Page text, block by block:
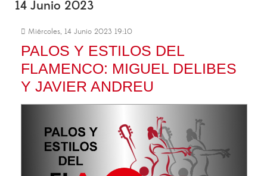
14 Junio 2023
Miércoles, 14 Junio 2023 19:10
PALOS Y ESTILOS DEL
FLAMENCO: MIGUEL DELIBES
Y JAVIER ANDREU